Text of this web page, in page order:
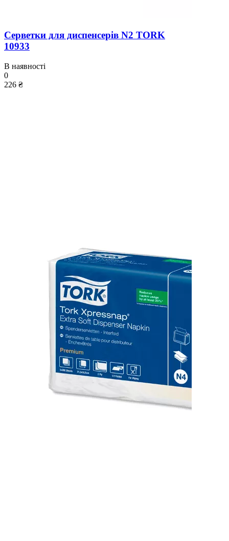
Серветки для диспенсерів N2 TORK
10933
В наявності
0
226 ₴